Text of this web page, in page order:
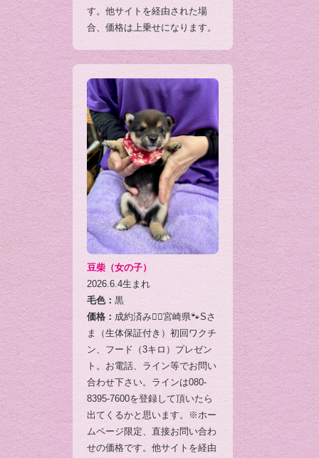
す。他サイトを経由された場
合、価格は上乗せになります。
豆柴（女の子）
2026.6.4生まれ
毛色： 黒
価格： 成約済み🙇‍♂️宮崎県🐾Sさ
ま（生体保証付き）初回ワクチ
ン、フード（3キロ）プレゼン
ト。お電話、ライン等でお問い
合わせ下さい。ラインは080-
8395-7600を登録して頂いたら
出てくるかと思います。※ホー
ムページ限定、直接お問い合わ
せの価格です。他サイトを経由